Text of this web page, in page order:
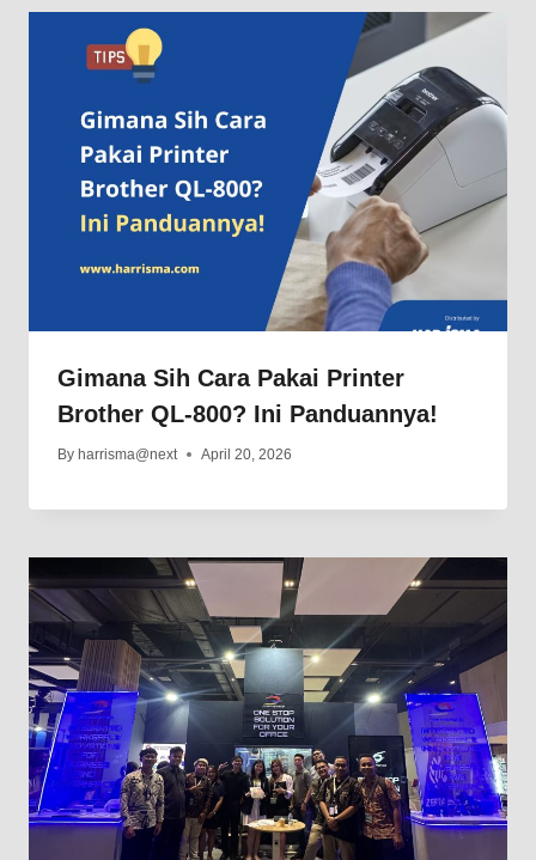
Gimana Sih Cara Pakai Printer
Brother QL-800? Ini Panduannya!
By harrisma@next April 20, 2026